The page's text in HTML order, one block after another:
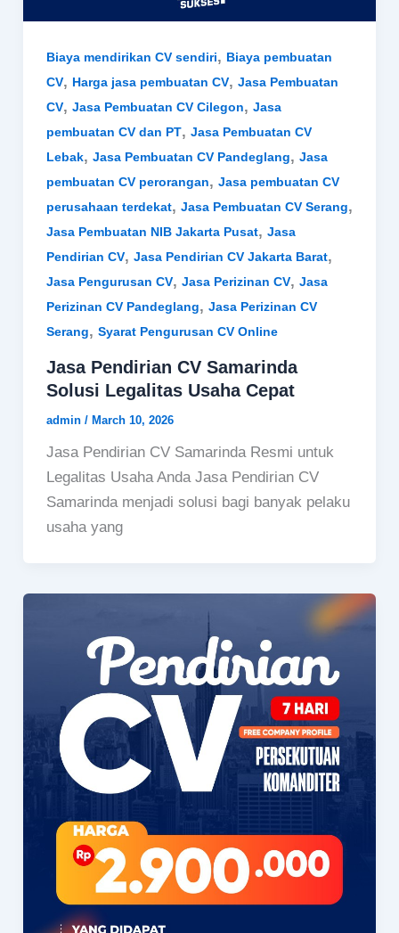
Biaya mendirikan CV sendiri, Biaya pembuatan
CV, Harga jasa pembuatan CV, Jasa Pembuatan
CV, Jasa Pembuatan CV Cilegon, Jasa
pembuatan CV dan PT, Jasa Pembuatan CV
Lebak, Jasa Pembuatan CV Pandeglang, Jasa
pembuatan CV perorangan, Jasa pembuatan CV
perusahaan terdekat, Jasa Pembuatan CV Serang,
Jasa Pembuatan NIB Jakarta Pusat, Jasa
Pendirian CV, Jasa Pendirian CV Jakarta Barat,
Jasa Pengurusan CV, Jasa Perizinan CV, Jasa
Perizinan CV Pandeglang, Jasa Perizinan CV
Serang, Syarat Pengurusan CV Online
Jasa Pendirian CV Samarinda
Solusi Legalitas Usaha Cepat
admin / March 10, 2026
Jasa Pendirian CV Samarinda Resmi untuk
Legalitas Usaha Anda Jasa Pendirian CV
Samarinda menjadi solusi bagi banyak pelaku
usaha yang